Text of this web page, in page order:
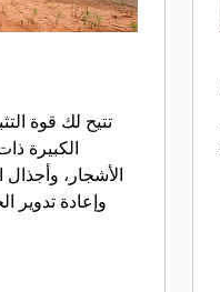
تتيح لك قوة
الكبيرة
الأشجار، وأجذال
وإعادة تدوير